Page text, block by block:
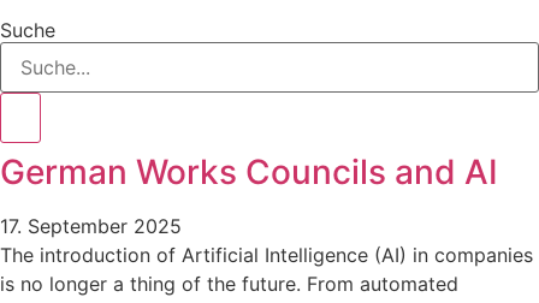
Suche
German Works Councils and AI
17. September 2025
The introduction of Artificial Intelligence (AI) in companies
is no longer a thing of the future. From automated